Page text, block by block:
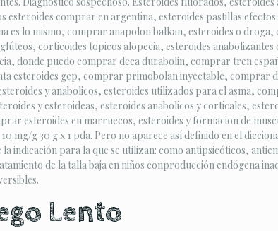
comprar en argentina, esteroides pastillas efectos
es lo mismo, comprar anapolon balkan, esteroides o
corticoides topicos alopecia, esteroides anabolizantes
donde puedo comprar deca durabolin, comprar tren
esteroides gep, comprar primobolan inyectable, comprar
y anabolicos, esteroides utilizados para el asma,
y esteroideas, esteroides anabolicos y corticales,
esteroides en marruecos, esteroides y formacion de
g 30 g x 1 pda. Pero no aparece así definido en el
indicación para la que se utilizan: como antipsicóticos,
de la talla baja en niños conproducción endógena
Lento